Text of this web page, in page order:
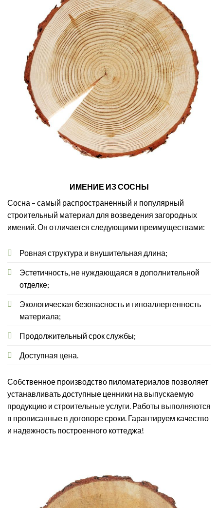
ИМЕНИЕ ИЗ СОСНЫ
Сосна – самый распространенный и популярный
строительный материал для возведения загородных
имений. Он отличается следующими преимуществами:
Ровная структура и внушительная длина;
Эстетичность, не нуждающаяся в дополнительной
отделке;
Экологическая безопасность и гипоаллергенность
материала;
Продолжительный срок службы;
Доступная цена.
Собственное производство пиломатериалов позволяет
устанавливать доступные ценники на выпускаемую
продукцию и строительные услуги. Работы выполняются
в прописанные в договоре сроки. Гарантируем качество
и надежность построенного коттеджа!